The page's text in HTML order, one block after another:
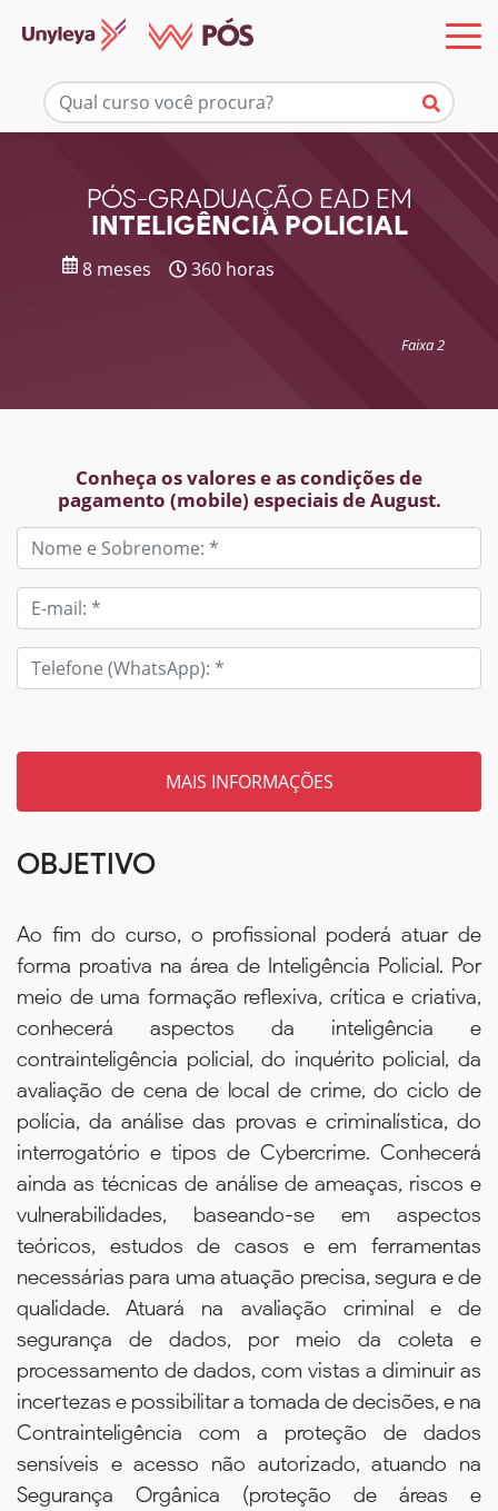
PÓS-GRADUAÇÃO EAD EM
INTELIGÊNCIA POLICIAL
8 meses 360 horas
Faixa 2
Conheça os valores e as condições de
pagamento (mobile) especiais de August.
Mais informações
OBJETIVO
Ao fim do curso, o profissional poderá atuar de
forma proativa na área de Inteligência Policial. Por
meio de uma formação reflexiva, crítica e criativa,
conhecerá aspectos da inteligência e
contrainteligência policial, do inquérito policial, da
avaliação de cena de local de crime, do ciclo de
polícia, da análise das provas e criminalística, do
interrogatório e tipos de Cybercrime. Conhecerá
ainda as técnicas de análise de ameaças, riscos e
vulnerabilidades, baseando-se em aspectos
teóricos, estudos de casos e em ferramentas
necessárias para uma atuação precisa, segura e de
qualidade. Atuará na avaliação criminal e de
segurança de dados, por meio da coleta e
processamento de dados, com vistas a diminuir as
incertezas e possibilitar a tomada de decisões, e na
Contrainteligência com a proteção de dados
sensíveis e acesso não autorizado, atuando na
Segurança Orgânica (proteção de áreas e